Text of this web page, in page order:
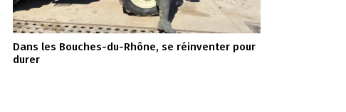
Dans les Bouches-du-Rhône, se réinventer pour
durer